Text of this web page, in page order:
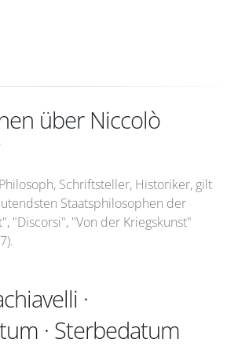
über Niccolò
Schriftsteller, Historiker, gilt
Staatsphilosophen der
"Discorsi", "Von der Kriegskunst"
·
· Sterbedatum